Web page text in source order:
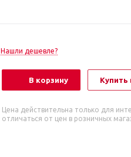
Нашли дешевле?
В корзину Купить
Цена действительна только для
отличаться от цен в розничных